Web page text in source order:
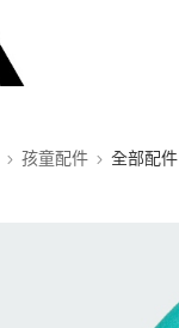
孩童配件 全部配件